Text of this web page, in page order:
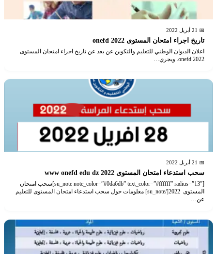
📅 21 أبريل 2022
تاريخ اجراء امتحان المستوى onefd 2022
اعلان الديوان الوطني للتعليم والتكوين عن بعد عن تاريخ اجراء امتحان المستوى
onefd 2022. ويجري…
📅 21 أبريل 2022
سحب استدعاء امتحان المستوى 2022 www onefd edu dz
[su_note note_color=”#0da6db” text_color=”#ffffff” radius=”13″]سحب امتحان
المستوى 2022[/su_note] معلومات حول سحب استدعاء امتحان المستوى للتعليم
عن…